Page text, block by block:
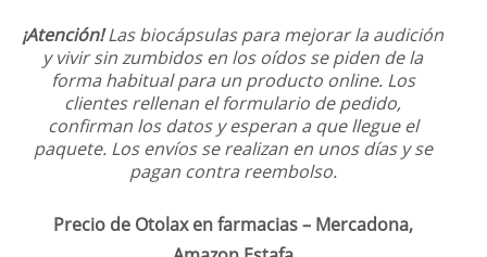
¡Atención!Las biocápsulas para mejorar la audición
y vivir sin zumbidos en los oídos se piden de la
forma habitual para un producto online. Los
clientes rellenan el formulario de pedido,
confirman los datos y esperan a que llegue el
paquete. Los envíos se realizan en unos días y se
pagan contra reembolso.
Precio de Otolax en farmacias – Mercadona,